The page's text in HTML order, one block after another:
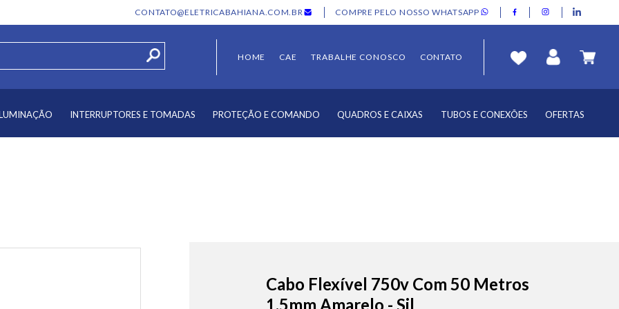
CONTATO@ELETRICABAHIANA.COM.BR COMPRE PELO NOSSO WHATSAPP
HOME CAE TRABALHE CONOSCO CONTATO
INTERRUPTORES E TOMADAS PROTEÇÃO E COMANDO QUADROS E CAIXAS TUBOS E CONEXÕES OFERTAS
Cabo Flexível 750v Com 50 Metros
1,5mm Amarelo - Sil